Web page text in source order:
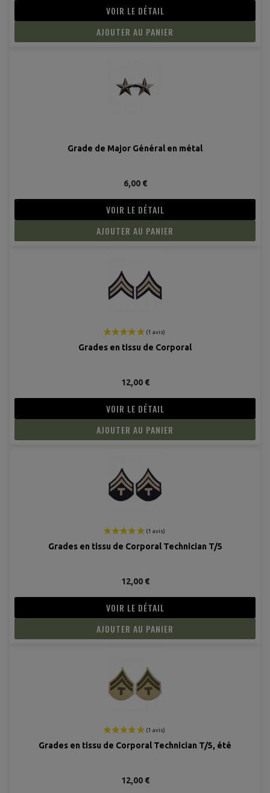
VOIR LE DÉTAIL
AJOUTER AU PANIER
Grade de Major Général en métal
6,00 €
VOIR LE DÉTAIL
AJOUTER AU PANIER
Grades en tissu de Corporal
12,00 €
VOIR LE DÉTAIL
AJOUTER AU PANIER
Grades en tissu de Corporal Technician T/5
12,00 €
VOIR LE DÉTAIL
AJOUTER AU PANIER
Grades en tissu de Corporal Technician T/5, été
12,00 €